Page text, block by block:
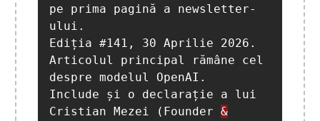
pe prima pagină a newsletter-
ului.
Ediția #141, 30 Aprilie 2026.
Articolul principal rămâne cel
despre modelul OpenAI.
Include și o declarație a lui
Cristian Mezei (Founder &